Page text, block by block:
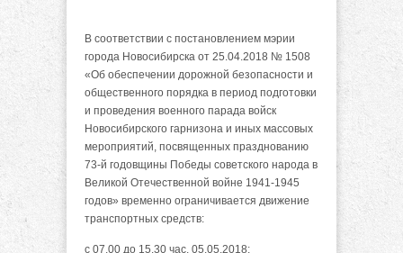
В соответствии с постановлением мэрии
города Новосибирска от 25.04.2018 № 1508
«Об обеспечении дорожной безопасности и
общественного порядка в период подготовки
и проведения военного парада войск
Новосибирского гарнизона и иных массовых
мероприятий, посвященных празднованию
73-й годовщины Победы советского народа в
Великой Отечественной войне 1941-1945
годов» временно ограничивается движение
транспортных средств:
с 07.00 до 15.30 час. 05.05.2018: